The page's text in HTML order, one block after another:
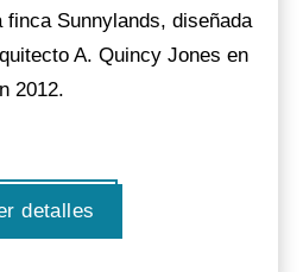
Sunnylands, diseñada
A. Quincy Jones en
2012.
detalles